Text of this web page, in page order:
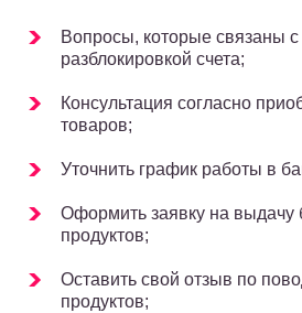
Вопросы, которые связаны с
разблокировкой счета;
Консультация согласно
товаров;
Уточнить график работы в
Оформить заявку на выдачу
продуктов;
Оставить свой отзыв по
продуктов;